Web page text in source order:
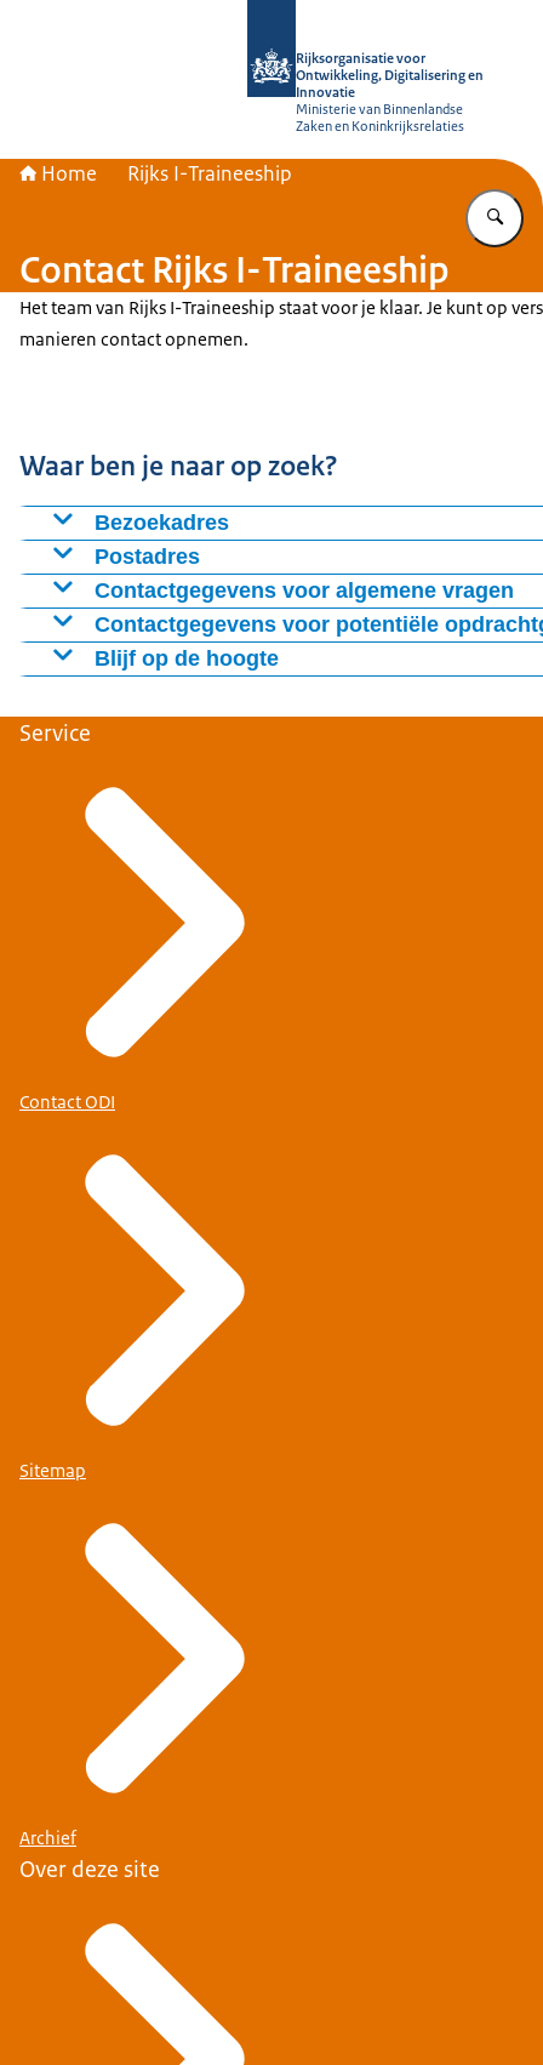
Rijksorganisatie voor
Ontwikkeling, Digitalisering en
Innovatie
Ministerie van Binnenlandse
Zaken en Koninkrijksrelaties
Home Rijks I-Traineeship
Contact Rijks I-Traineeship
Het team van Rijks I-Traineeship staat voor je klaar. Je kunt op
manieren contact opnemen.
Waar ben je naar op zoek?
Bezoekadres
Rijkskantoor Beatrixpark
Wilhelmina van Pruisenweg 52
2595 AN Den Haag
Postadres
Rijks I-Traineeship
Postbus 20011
2500 EA Den Haag
Contactgegevens voor algemene vragen
Stuur een e-mail naar
Contactgegevens voor potentiële
Blijf op de hoogte
Je kunt ons volgen via
Service
Contact ODI
Sitemap
Archief
Over deze site